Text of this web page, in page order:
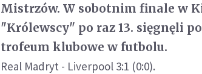
Mistrzów. W sobotnim finale w
"Królewscy" po raz 13. sięgnęli
trofeum klubowe w futbolu.
Real Madryt - Liverpool 3:1 (0:0).